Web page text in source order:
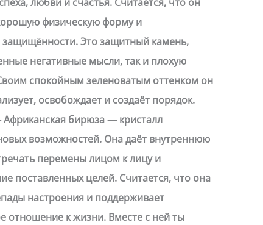
физическую форму и
защищённости. Это защитный камень,
негативные мысли, так и плохую
спокойным зеленоватым оттенком он
освобождает и создаёт порядок.
бирюза — кристалл
возможностей. Она даёт внутреннюю
перемены лицом к лицу и
поставленных целей. Считается, что она
настроения и поддерживает
отношение к жизни. Вместе с ней ты